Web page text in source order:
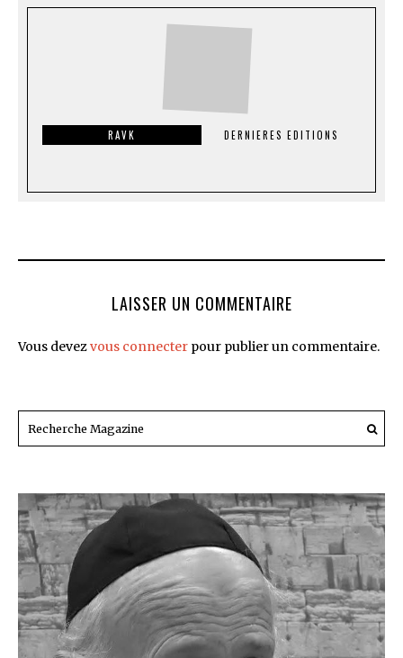
RAVK DERNIERES EDITIONS
LAISSER UN COMMENTAIRE
Vous devezvous connecter pour publier un commentaire.